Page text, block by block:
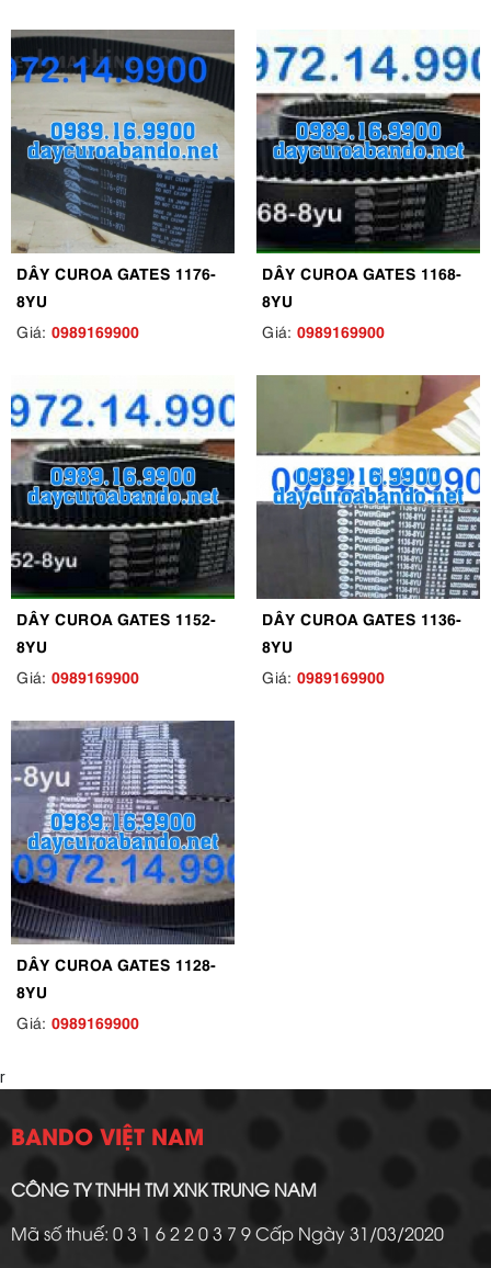
DÂY CUROA GATES 1176-
8YU
Giá: 0989169900
DÂY CUROA GATES 1168-
8YU
Giá: 0989169900
DÂY CUROA GATES 1152-
8YU
Giá: 0989169900
DÂY CUROA GATES 1136-
8YU
Giá: 0989169900
DÂY CUROA GATES 1128-
8YU
Giá: 0989169900
r
BANDO VIỆT NAM
CÔNG TY TNHH TM XNK TRUNG NAM
Mã số thuế: 0 3 1 6 2 2 0 3 7 9 Cấp Ngày 31/03/2020